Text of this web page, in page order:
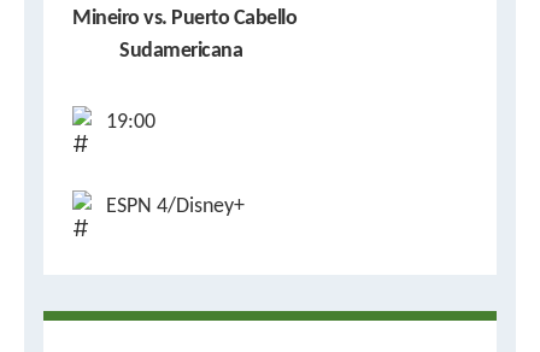
Mineiro vs. Puerto Cabello
Sudamericana
19:00
ESPN 4/Disney+